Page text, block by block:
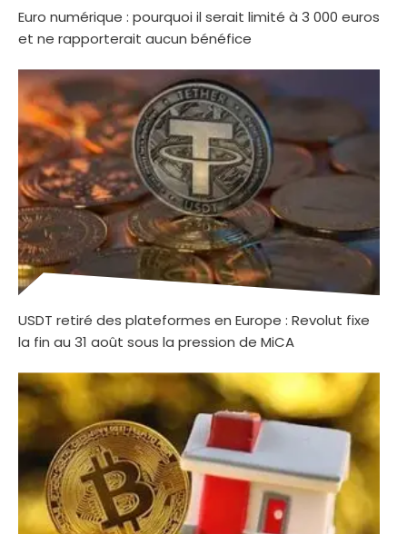
Euro numérique : pourquoi il serait limité à 3 000 euros
et ne rapporterait aucun bénéfice
USDT retiré des plateformes en Europe : Revolut fixe
la fin au 31 août sous la pression de MiCA